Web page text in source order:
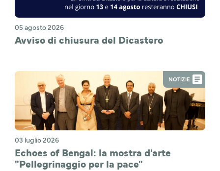
05 agosto 2026
Avviso di chiusura del Dicastero
NOTIZIE
03 luglio 2026
Echoes of Bengal: la mostra d'arte
"Pellegrinaggio per la pace"